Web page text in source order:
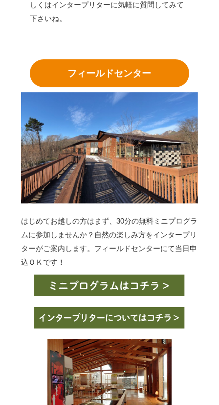
しくはインタープリターに気軽に質問してみて
下さいね。
フィールドセンター
はじめてお越しの方はまず、30分の無料ミニプログラ
ムに参加しませんか？自然の楽しみ方をインタープリ
ターがご案内します。フィールドセンターにて当日申
込ＯＫです！